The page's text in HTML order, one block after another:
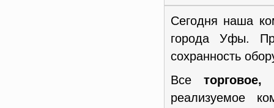
Сегодня наша
города Уфы.
сохранность
Все торговое,
реализуемое